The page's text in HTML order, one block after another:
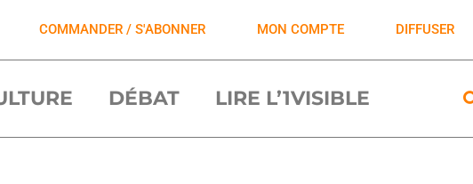
COMMANDER / S'ABONNER MON COMPTE DIFFUSER
DÉBAT LIRE L’1VISIBLE